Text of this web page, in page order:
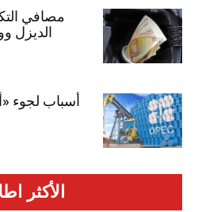
مصافي
الديزل
أسباب لجوء
الأكثر